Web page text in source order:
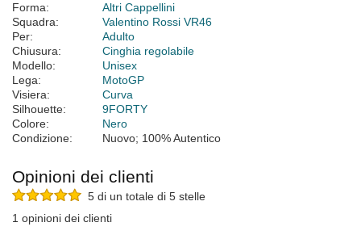
Forma:
Altri Cappellini
Squadra:
Valentino Rossi VR46
Per:
Adulto
Chiusura:
Cinghia regolabile
Modello:
Unisex
Lega:
MotoGP
Visiera:
Curva
Silhouette:
9FORTY
Colore:
Nero
Condizione:
Nuovo; 100% Autentico
Opinioni dei clienti
5 di un totale di 5 stelle
1 opinioni dei clienti